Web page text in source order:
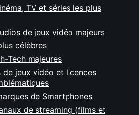
TV et séries les plus
de jeux vidéo majeurs
célèbres
Tech majeures
de jeux vidéo et licences
de Smartphones
de streaming (films et